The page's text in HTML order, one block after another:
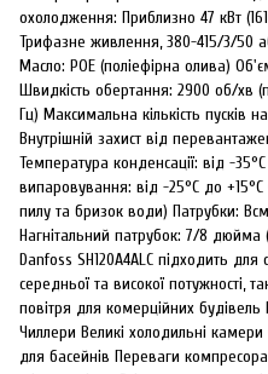
охолодження: Приблизно 47 кВт
Трифазне живлення, 380-415/3/50
Масло: POE (поліефірна олива)
Швидкість обертання: 2900 об/хв
Гц) Максимальна кількість пусків
Внутрішній захист від
Температура конденсації: від -
випаровування: від -25°C до +15°C
пилу та бризок води) Патрубки:
Нагнітальний патрубок: 7/8 дюйма
Danfoss SH120A4ALC підходить
середньої та високої потужності,
повітря для комерційних будівель
Чиллери Великі холодильні
для басейнів Переваги компресора